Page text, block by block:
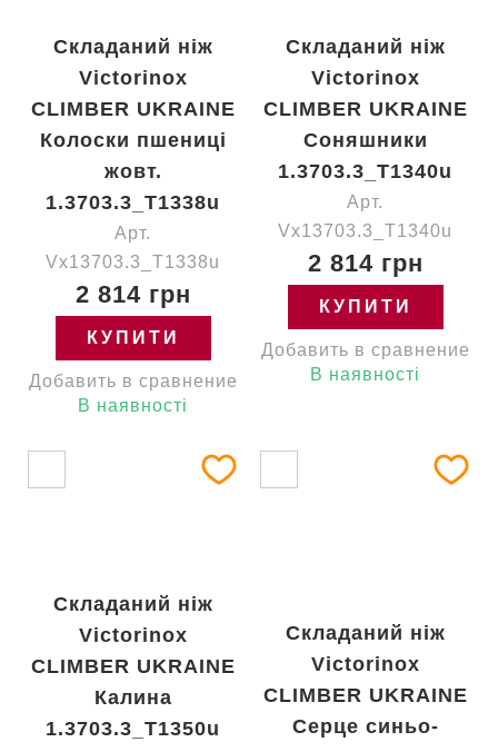
Складаний ніж
Victorinox
CLIMBER UKRAINE
Колоски пшениці
жовт.
1.3703.3_T1338u
Арт.
Vx13703.3_T1338u
2 814 грн
КУПИТИ
Добавить в сравнение
В наявності
Складаний ніж
Victorinox
CLIMBER UKRAINE
Соняшники
1.3703.3_T1340u
Арт.
Vx13703.3_T1340u
2 814 грн
КУПИТИ
Добавить в сравнение
В наявності
Складаний ніж
Victorinox
CLIMBER UKRAINE
Калина
1.3703.3_T1350u
Складаний ніж
Victorinox
CLIMBER UKRAINE
Серце синьо-